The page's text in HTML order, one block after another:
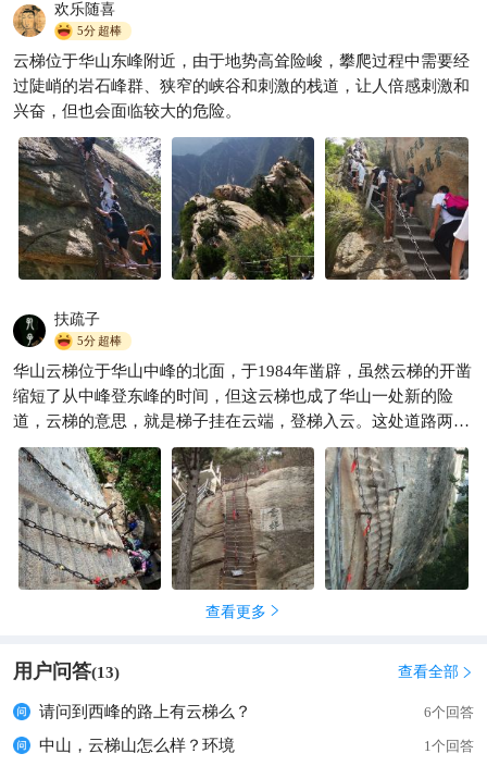
险”南溟渔 325
欢乐随喜
5分超棒
云梯位于华山东峰附近，由于地势高耸险峻，攀爬过程中需要经
过陡峭的岩石峰群、狭窄的峡谷和刺激的栈道，让人倍感刺激和
兴奋，但也会面临较大的危险。
扶疏子
5分超棒
华山云梯位于华山中峰的北面，于1984年凿辟，虽然云梯的开凿
缩短了从中峰登东峰的时间，但这云梯也成了华山一处新的险
道，云梯的意思，就是梯子挂在云端，登梯入云。这处道路两端
垂直，中间突出，非好汉不能登临，是通往东峰观日出的一条捷
径，并非必经之路。
查看更多 
用户问答(13) 查看全部 
请问到西峰的路上有云梯么？ 6个回答
中山，云梯山怎么样？环境 1个回答